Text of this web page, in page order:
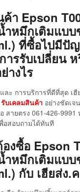
า Epson
ำหมึกเติมแบ
ที่ซื้อไปมีปัญ
รรับเปลี่ยน
างไร
ละ การบริการที่ดีที่สุด เ
รับเคลมสินค้า อย่างชัดเจ
สายตรง 061-426-9991
อสอบถามได้ทันที
งซื้อ Epson
ำหมึกเติมแบ
กับ เฮียส่ง.